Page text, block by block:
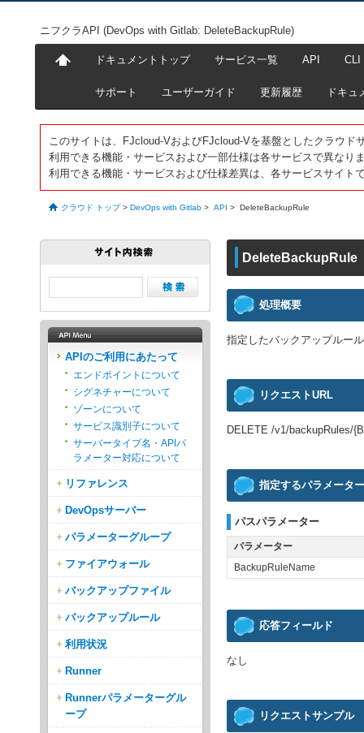
ニフクラAPI (DevOps with Gitlab: DeleteBackupRule)
ドキュメントトップ サービス一覧 API CLI
サポート ユーザーガイド 更新履歴 ドキュ
このサイトは、FJcloud-VおよびFJcloud-Vを基盤としたクラウド
利用できる機能・サービスおよび一部仕様は各サービスで異なり
利用できる機能・サービスおよび仕様差異は、各サービスサイト
クラウド トップ > DevOps with Gitlab > API > DeleteBackupRule
DeleteBackupRule
処理概要
指定したバックアップルー
リクエストURL
DELETE /v1/backupRules/
指定するパラメーター
パスパラメーター
パラメーター
BackupRuleName
応答フィールド
なし
リクエストサンプル
APIのご利用にあたって
エンドポイントについて
シグネチャーについて
ゾーンについて
サービス識別子について
サーバータイプ名・APIパ
ラメーター対応について
リファレンス
DevOpsサーバー
パラメーターグループ
ファイアウォール
バックアップファイル
バックアップルール
利用状況
Runner
Runnerパラメーターグル
ープ